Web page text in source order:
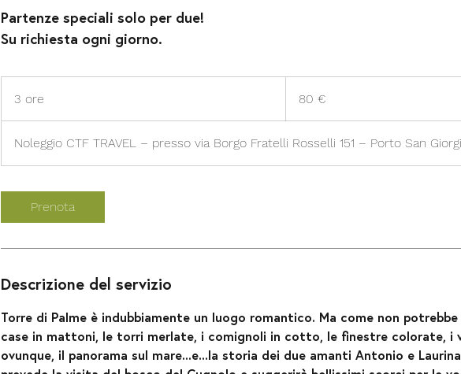
Partenze speciali solo per due!
Su richiesta ogni giorno.
3 ore
o
r
80 €
Noleggio CTF TRAVEL – presso via Borgo Fratelli Rosselli 151 – Porto San
Prenota
Descrizione del servizio
Torre di Palme è indubbiamente un luogo romantico. Ma come non potrebbe
case in mattoni, le torri merlate, i comignoli in cotto, le finestre colorate, i
ovunque, il panorama sul mare...e...la storia dei due amanti Antonio e